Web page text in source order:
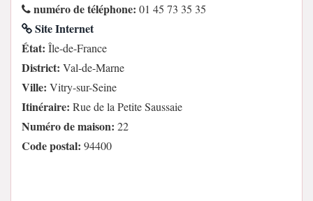
numéro de téléphone: 01 45 73 35 35
Site Internet
État: Île-de-France
District: Val-de-Marne
Ville: Vitry-sur-Seine
Itinéraire: Rue de la Petite Saussaie
Numéro de maison: 22
Code postal: 94400